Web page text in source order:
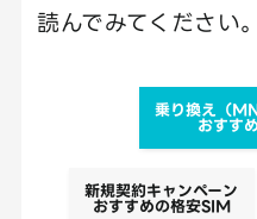
読んでみてください。
乗り換え（
おすす
新規契約キャンペーン
おすすめの格安SIM